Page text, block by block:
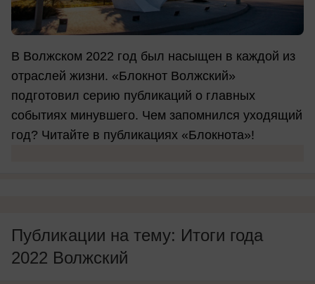
В Волжском 2022 год был насыщен в каждой из
отраслей жизни. «Блокнот Волжский»
подготовил серию публикаций о главных
событиях минувшего. Чем запомнился уходящий
год? Читайте в публикациях «Блокнота»!
Публикации на тему: Итоги года
2022 Волжский